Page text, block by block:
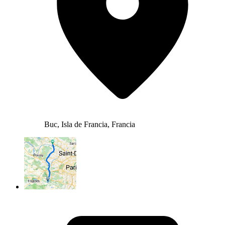
Buc, Isla de Francia, Francia